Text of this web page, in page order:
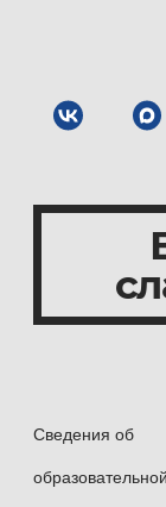
Сведения об
образовательной